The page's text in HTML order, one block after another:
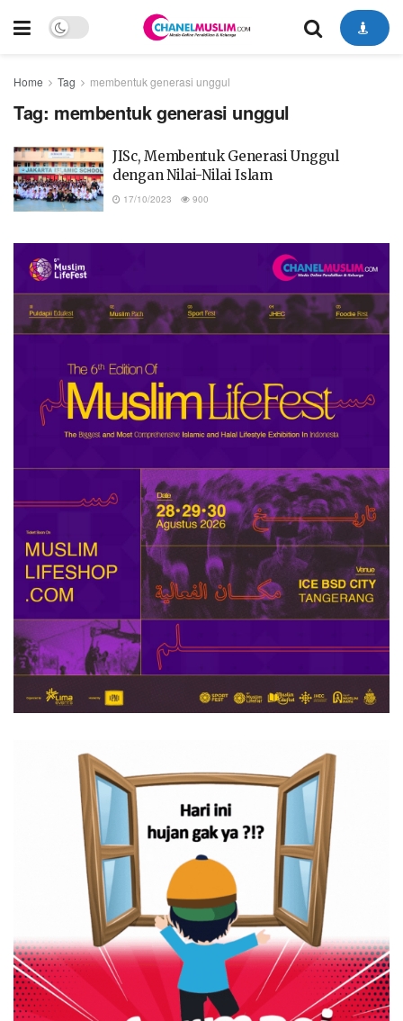
Home Tag membentuk generasi unggul
Tag: membentuk generasi unggul
JISc, Membentuk Generasi Unggul
dengan Nilai-Nilai Islam
17/10/2023 900